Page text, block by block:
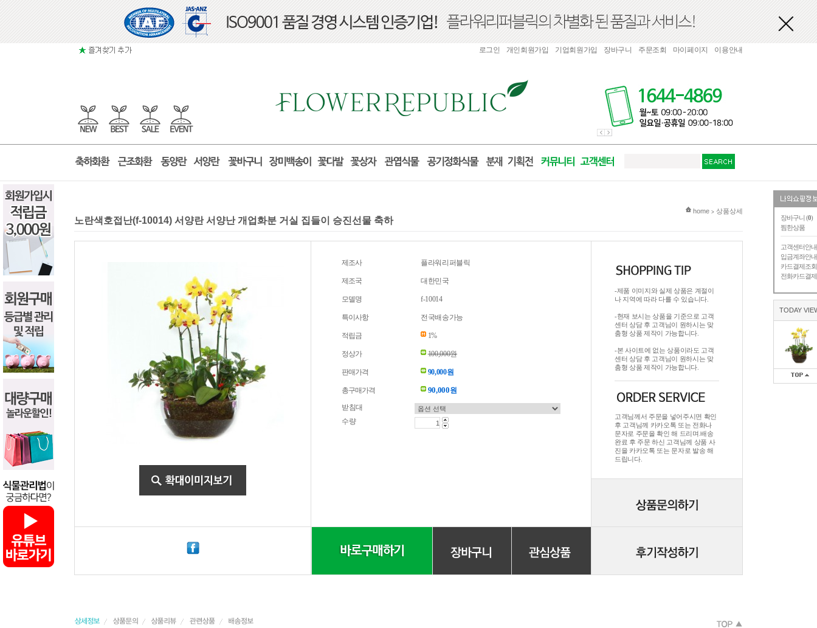
장바구니 (0)
찜한상품
고객센터안내
입금계좌안내
카드결제조회
전화카드결제
TODAY
로그인 개인회원가입 기업회원가입 장바구니 주문조회 마이페이지 이용안내
현재 위치
home > 상품상세
노란색호접난(f-10014) 서양란 서양난 개업화분 거실 집들이 승진선물 축하
제조사 플라워리퍼블릭
제조국 대한민국
모델명 f-10014
특이사항 전국배송가능
적립금 1%
정상가 100,000원
판매가격 90,000원
총구매가격 90,000원
받침대
수량
-제품 이미지와 실제 상품은 계절이
나 지역에 따라 다를 수 있습니다.
-현재 보시는 상품을 기준으로 고객
센터 상담 후 고객님이 원하시는 맞
춤형 상품 제작이 가능합니다.
-본 사이트에 없는 상품이라도 고객
센터 상담 후 고객님이 원하시는 맞
춤형 상품 제작이 가능합니다.
고객님께서 주문을 넣어주시면 확인
후 고객님께 카카오톡 또는 전화나
문자로 주문을 확인 해 드리며.배송
완료 후 주문 하신 고객님께 상품 사
진을 카카오톡 또는 문자로 발송 해
드립니다.